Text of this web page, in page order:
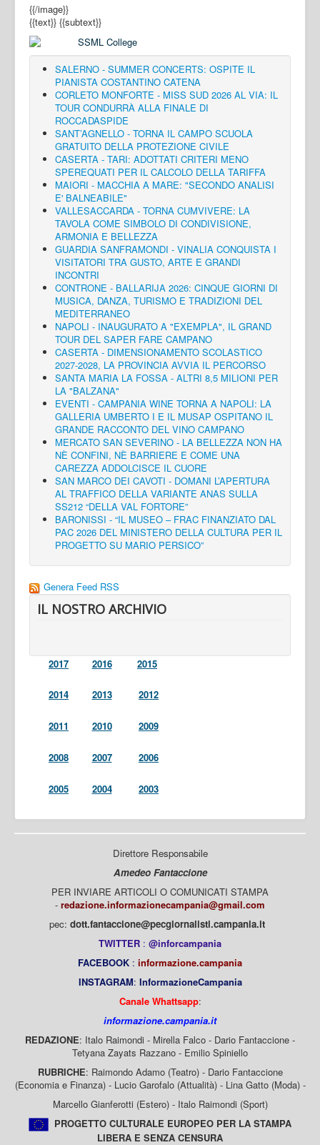
{{/image}}
{{text}} {{subtext}}
SALERNO - SUMMER CONCERTS: OSPITE IL
PIANISTA COSTANTINO CATENA
CORLETO MONFORTE - MISS SUD 2026 AL VIA: IL
TOUR CONDURRÀ ALLA FINALE DI
ROCCADASPIDE
SANT’AGNELLO - TORNA IL CAMPO SCUOLA
GRATUITO DELLA PROTEZIONE CIVILE
CASERTA - TARI: ADOTTATI CRITERI MENO
SPEREQUATI PER IL CALCOLO DELLA TARIFFA
MAIORI - MACCHIA A MARE: "SECONDO ANALISI
E' BALNEABILE"
VALLESACCARDA - TORNA CUMVIVERE: LA
TAVOLA COME SIMBOLO DI CONDIVISIONE,
ARMONIA E BELLEZZA
GUARDIA SANFRAMONDI - VINALIA CONQUISTA I
VISITATORI TRA GUSTO, ARTE E GRANDI
INCONTRI
CONTRONE - BALLARIJA 2026: CINQUE GIORNI DI
MUSICA, DANZA, TURISMO E TRADIZIONI DEL
MEDITERRANEO
NAPOLI - INAUGURATO A "EXEMPLA", IL GRAND
TOUR DEL SAPER FARE CAMPANO
CASERTA - DIMENSIONAMENTO SCOLASTICO
2027-2028, LA PROVINCIA AVVIA IL PERCORSO
SANTA MARIA LA FOSSA - ALTRI 8,5 MILIONI PER
LA "BALZANA"
EVENTI - CAMPANIA WINE TORNA A NAPOLI: LA
GALLERIA UMBERTO I E IL MUSAP OSPITANO IL
GRANDE RACCONTO DEL VINO CAMPANO
MERCATO SAN SEVERINO - LA BELLEZZA NON HA
NÈ CONFINI, NÈ BARRIERE E COME UNA
CAREZZA ADDOLCISCE IL CUORE
SAN MARCO DEI CAVOTI - DOMANI L’APERTURA
AL TRAFFICO DELLA VARIANTE ANAS SULLA
SS212 “DELLA VAL FORTORE”
BARONISSI - “IL MUSEO – FRAC FINANZIATO DAL
PAC 2026 DEL MINISTERO DELLA CULTURA PER IL
PROGETTO SU MARIO PERSICO”
Genera Feed RSS
IL NOSTRO ARCHIVIO
2017 2016 2015
2014 2013 2012
2011 2010 2009
2008 2007 2006
2005 2004 2003
Direttore Responsabile
Amedeo Fantaccione
PER INVIARE ARTICOLI O COMUNICATI STAMPA
- redazione.informazionecampania@gmail.com
pec: dott.fantaccione@pecgiornalisti.campania.it
TWITTER : @inforcampania
FACEBOOK : informazione.campania
INSTAGRAM: InformazioneCampania
Canale Whattsapp:
informazione.campania.it
REDAZIONE: Italo Raimondi - Mirella Falco - Dario Fantaccione -
Tetyana Zayats Razzano - Emilio Spiniello
RUBRICHE: Raimondo Adamo (Teatro) - Dario Fantaccione
(Economia e Finanza) - Lucio Garofalo (Attualità) - Lina Gatto (Moda) -
Marcello Gianferotti (Estero) - Italo Raimondi (Sport)
PROGETTO CULTURALE EUROPEO PER LA STAMPA
LIBERA E SENZA CENSURA